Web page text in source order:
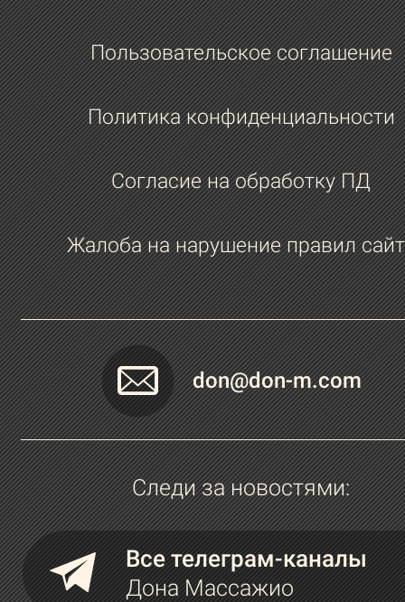
Пользовательское соглашение
Политика конфиденциальности
Согласие на обработку ПД
Жалоба на нарушение правил
don@don-m.com
Следи за новостями:
Все телеграм-каналы
Дона Массажио